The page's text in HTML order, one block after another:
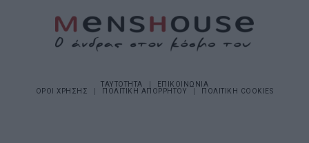
ΤΑΥΤΟΤΗΤΑ
ΕΠΙΚΟΙΝΩΝΙΑ
ΟΡΟΙ ΧΡΗΣΗΣ
ΠΟΛΙΤΙΚΗ ΑΠΟΡΡΗΤΟΥ ΠΟΛΙΤΙΚΗ COOKIES